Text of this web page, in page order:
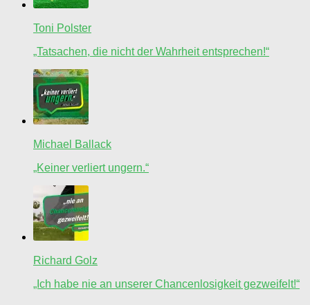
Toni Polster
„Tatsachen, die nicht der Wahrheit entsprechen!“
Michael Ballack
„Keiner verliert ungern.“
Richard Golz
„Ich habe nie an unserer Chancenlosigkeit gezweifelt!“